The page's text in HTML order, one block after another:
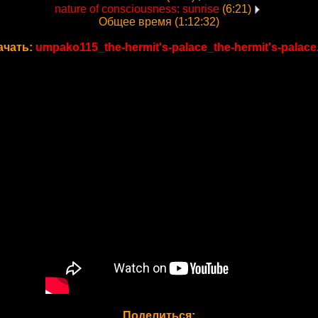
nature of consciousness: sunrise (6:21)
Общее время (1:12:32)
umpako115_the-hermit's-palace_the-hermit's-
Поделиться: